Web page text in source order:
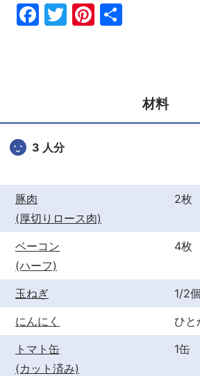
F
o
o
T
Pi
材料
3 人分
豚肉
(厚切りロース肉)
2枚
ベーコン
(ハーフ)
4枚
玉ねぎ
1/2個
にんにく
ひと
トマト缶
(カット済み)
1缶